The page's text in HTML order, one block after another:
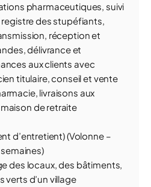
pharmaceutiques, suivi
des stupéfiants,
réception et
délivrance et
aux clients avec
titulaire, conseil et vente
livraisons aux
de retraite
d’entretient) (Volonne –
des locaux, des bâtiments,
verts d’un village